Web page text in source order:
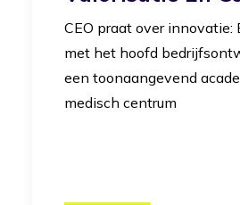
CEO praat over
met het hoofd
een toonaangevend
medisch centrum